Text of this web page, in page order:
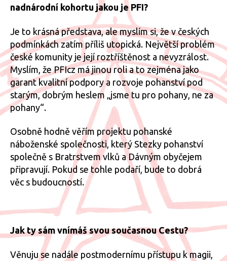
nadnárodní kohortu jakou je PFI?
Je to krásná představa, ale myslím si, že v českých
podmínkách zatím příliš utopická. Největší problém
české komunity je její roztříštěnost a nevyzrálost.
Myslím, že PFIcz má jinou roli a to zejména jako
garant kvalitní podpory a rozvoje pohanství pod
starým, dobrým heslem „jsme tu pro pohany, ne za
pohany“.
Osobně hodně věřím projektu pohanské
náboženské společnosti, který Stezky pohanství
společně s Bratrstvem vlků a Dávným obyčejem
připravují. Pokud se tohle podaří, bude to dobrá
věc s budoucností.
Jak ty sám vnímáš svou současnou Cestu?
Věnuju se nadále postmodernímu přístupu k magii,